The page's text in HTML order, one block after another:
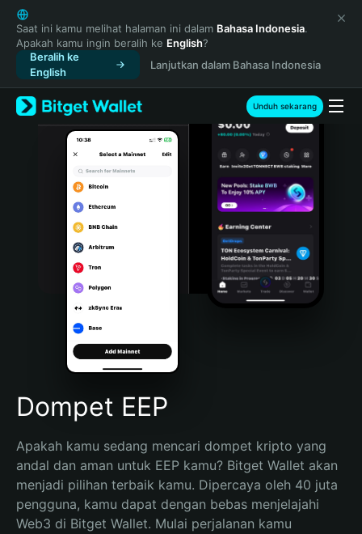
English
日本語
Tiếng Việt
Русский
Español (Latinoamérica)
Türkçe
Italiano
Português (Portugal)
Bahasa Indonesia
Português (Brasil)
Español (Argentina)
Saat ini kamu melihat halaman ini dalam Bahasa Indonesia.
Apakah kamu ingin beralih ke English?
Beralih ke
English
Lanjutkan dalam Bahasa Indonesia
Unduh sekarang
Dompet EEP
Apakah kamu sedang mencari dompet kripto yang
andal dan aman untuk EEP kamu? Bitget Wallet akan
menjadi pilihan terbaik kamu. Dipercaya oleh 40 juta
pengguna, kamu dapat dengan bebas menjelajahi
Web3 di Bitget Wallet. Mulai perjalanan kamu